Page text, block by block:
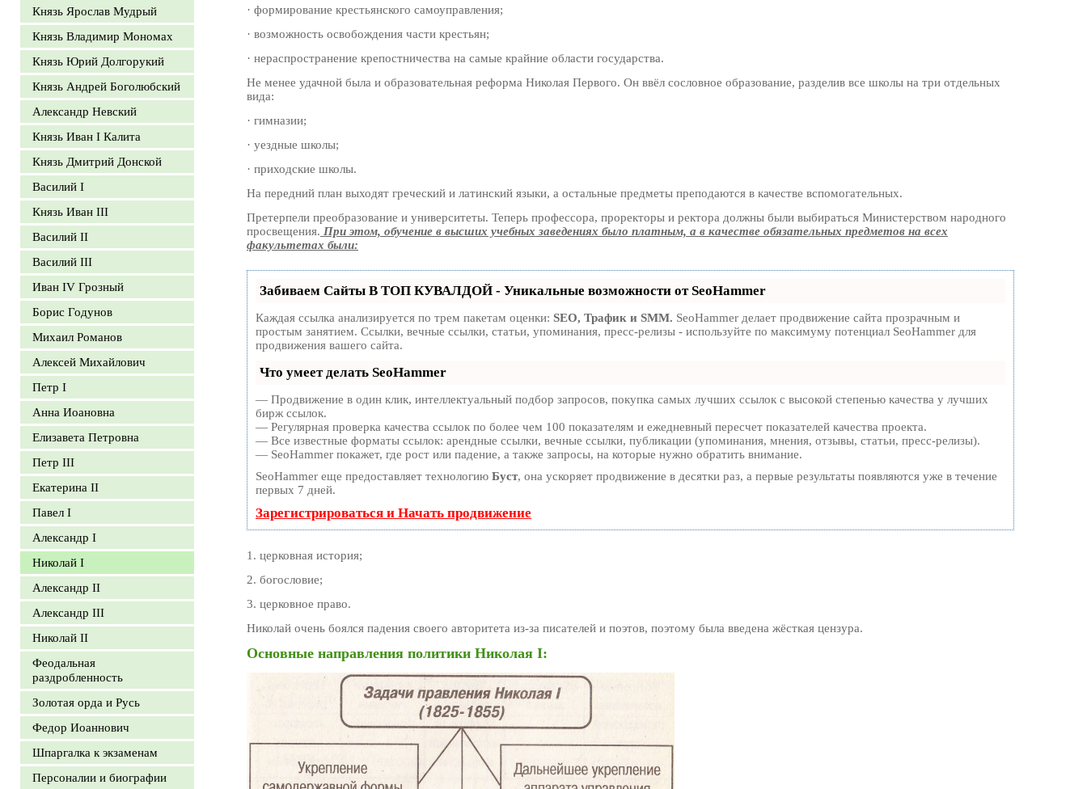
Князь Ярослав Мудрый
Князь Владимир Мономах
Князь Юрий Долгорукий
Князь Андрей Боголюбский
Александр Невский
Князь Иван I Калита
Князь Дмитрий Донской
Василий I
Князь Иван III
Василий II
Василий III
Иван IV Грозный
Борис Годунов
Михаил Романов
Алексей Михайлович
Петр I
Анна Иоановна
Елизавета Петровна
Петр III
Екатерина II
Павел I
Александр I
Николай I
Александр II
Александр III
Николай II
Феодальная
раздробленность
Золотая орда и Русь
Федор Иоаннович
Шпаргалка к экзаменам
Персоналии и биографии
· формирование крестьянского самоуправления;
· возможность освобождения части крестьян;
· нераспространение крепостничества на самые крайние области государства.
Не менее удачной была и образовательная реформа Николая Первого. Он ввёл сословное образование, разделив все школы на три отдельных
вида:
· гимназии;
· уездные школы;
· приходские школы.
На передний план выходят греческий и латинский языки, а остальные предметы преподаются в качестве вспомогательных.
Претерпели преобразование и университеты. Теперь профессора, проректоры и ректора должны были выбираться Министерством народного
просвещения. При этом, обучение в высших учебных заведениях было платным, а в качестве обязательных предметов на всех
факультетах были:
Забиваем Сайты В ТОП КУВАЛДОЙ - Уникальные возможности от SeoHammer
Каждая ссылка анализируется по трем пакетам оценки: SEO, Трафик и SMM. SeoHammer делает продвижение сайта прозрачным и
простым занятием. Ссылки, вечные ссылки, статьи, упоминания, пресс-релизы - используйте по максимуму потенциал SeoHammer для
продвижения вашего сайта.
Что умеет делать SeoHammer
— Продвижение в один клик, интеллектуальный подбор запросов, покупка самых лучших ссылок с высокой степенью качества у лучших
бирж ссылок.
— Регулярная проверка качества ссылок по более чем 100 показателям и ежедневный пересчет показателей качества проекта.
— Все известные форматы ссылок: арендные ссылки, вечные ссылки, публикации (упоминания, мнения, отзывы, статьи, пресс-релизы).
— SeoHammer покажет, где рост или падение, а также запросы, на которые нужно обратить внимание.
SeoHammer еще предоставляет технологию Буст, она ускоряет продвижение в десятки раз, а первые результаты появляются уже в течение
первых 7 дней.
Зарегистрироваться и Начать продвижение
1. церковная история;
2. богословие;
3. церковное право.
Николай очень боялся падения своего авторитета из-за писателей и поэтов, поэтому была введена жёсткая цензура.
Основные направления политики Николая I: